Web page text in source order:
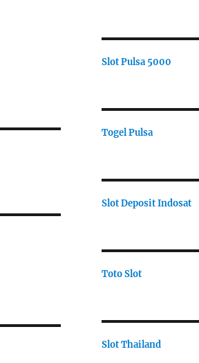
Slot Pulsa 5000
Togel Pulsa
Slot Deposit Indosat
Toto Slot
Slot Thailand